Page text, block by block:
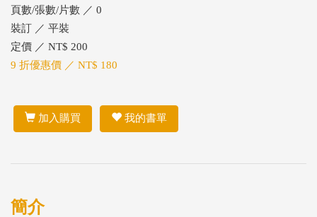
頁數/張數/片數 ／ 0
裝訂 ／ 平裝
定價 ／ NT$ 200
9 折優惠價 ／ NT$ 180
加入購買 我的書單
簡介